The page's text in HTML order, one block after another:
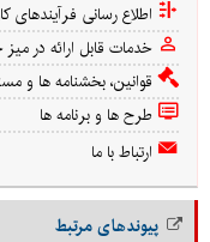
اطلاع رسانی فرآیندهای
خدمات قابل ارائه در
قوانین، بخشنامه ها و
طرح ها و برنامه ها
ارتباط با ما
پیوندهای مرتبط